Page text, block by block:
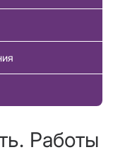
Работы